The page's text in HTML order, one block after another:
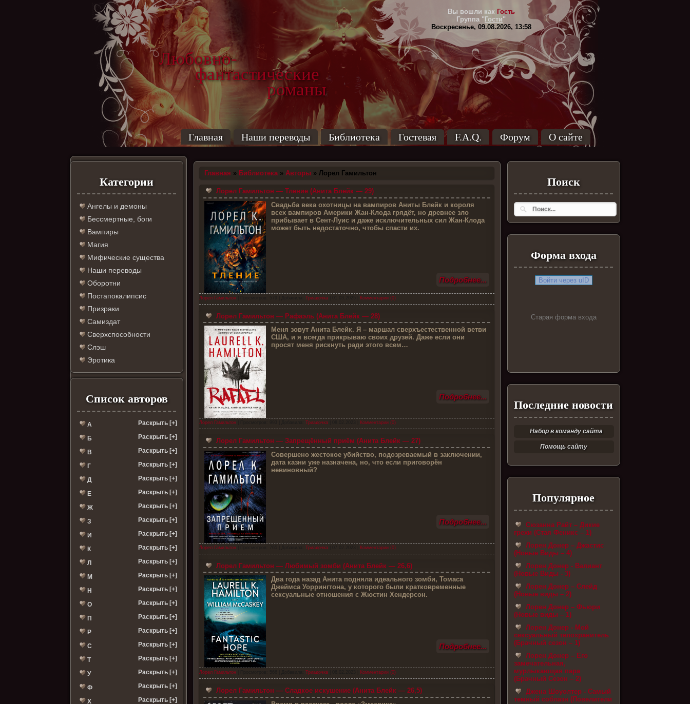
Любовно-
фантастические
романы
Вы вошли как Гость
Группа " Гости"
Воскресенье, 09.08.2026, 13:58
Главная Наши переводы Библиотека Гостевая F.A.Q. Форум О сайте
Категории
Ангелы и демоны
Бессмертные, боги
Вампиры
Магия
Мифические существа
Наши переводы
Оборотни
Постапокалипсис
Призраки
Самиздат
Сверхспособности
Слэш
Эротика
Список авторов
А Раскрыть [+]
Б Раскрыть [+]
В Раскрыть [+]
Г Раскрыть [+]
Д Раскрыть [+]
Е Раскрыть [+]
Ж Раскрыть [+]
З Раскрыть [+]
И Раскрыть [+]
К Раскрыть [+]
Л Раскрыть [+]
М Раскрыть [+]
Н Раскрыть [+]
О Раскрыть [+]
П Раскрыть [+]
Р Раскрыть [+]
С Раскрыть [+]
Т Раскрыть [+]
У Раскрыть [+]
Ф Раскрыть [+]
Х Раскрыть [+]
Главная » Библиотека» Авторы » Лорел Гамильтон
Лорел Гамильтон — Тление (Анита Блейк — 29)
Свадьба века охотницы на вампиров Аниты Блейк и короля
всех вампиров Америки Жан-Клода грядёт, но древнее зло
прибывает в Сент-Луис и даже исключительных сил Жан-Клода
может быть недостаточно, чтобы спасти их.
Подробнее...
Лорел Гамильтон| Просмотров: 579 | Добавила: Триадочка| Комментарии (0)
Лорел Гамильтон — Рафаэль (Анита Блейк — 28)
Меня зовут Анита Блейк. Я – маршал сверхъестественной ветви
США, и я всегда прикрываю своих друзей. Даже если они
просят меня рискнуть ради этого всем…
Подробнее...
Лорел Гамильтон| Просмотров: 993 | Добавила: Триадочка| Комментарии (0)
Лорел Гамильтон — Запрещённый приём (Анита Блейк — 27)
Совершено жестокое убийство, подозреваемый в заключении,
дата казни уже назначена, но, что если приговорён
невиновный?
Подробнее...
Лорел Гамильтон| Просмотров: 765 | Добавила: Триадочка| Комментарии (0)
Лорел Гамильтон — Любимый зомби (Анита Блейк — 26,6)
Два года назад Анита подняла идеального зомби, Томаса
Джеймса Уоррингтона, у которого были кратковременные
сексуальные отношения с Жюстин Хендерсон.
Подробнее...
Лорел Гамильтон| Просмотров: 566 | Добавила: Триадочка| Комментарии (0)
Лорел Гамильтон — Сладкое искушение (Анита Блейк — 26,5)
Поиск
Форма входа
Войти через uID
Старая форма входа
Последние новости
Набор в команду сайта
Помощь сайту
Популярное
Сюзанна Райт – Дикие
грехи (Стая Феникс – 1)
Лорен Донер – Джастис
(Новые Виды – 4)
Лорен Донер - Валиант
(Новые Виды - 3)
Лорен Донер – Слейд
(Новые виды – 2)
Лорен Донер – Фьюри
(Новые виды – 1)
Лорен Донер - Мой
сексуальный телохранитель
(Брачный сезон – 1)
Лорен Донер – Его
замечательная,
мурлыкающая пара
(Брачный Сезон – 2)
Джена Шоуолтер - Самый
темный соблазн (Повелители